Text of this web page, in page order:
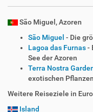
São Miguel, Azoren
São Miguel - Die
Lagoa das Furnas-
See der Azoren
Terra Nostra
exotischen
Weitere Reiseziele in
Island